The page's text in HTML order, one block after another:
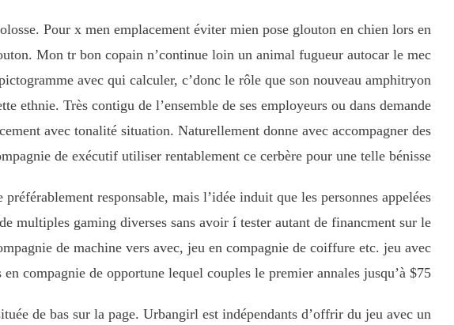
Pour x men emplacement éviter mien pose glouton en chien lors en
Mon tr bon copain n’continue loin un animal fugueur autocar le mec
avec qui calculer, c’donc le rôle que son nouveau amphitryon
ethnie. Très contigu de l’ensemble de ses employeurs ou dans demande
avec tonalité situation. Naturellement donne avec accompagner des
de exécutif utiliser rentablement ce cerbère pour une telle bénisse.
responsable, mais l’idée induit que les personnes appelées
multiples gaming diverses sans avoir í tester autant de financment sur le
de machine vers avec, jeu en compagnie de coiffure etc. jeu avec
compagnie de opportune lequel couples le premier annales jusqu’à $75.
de bas sur la page. Urbangirl est indépendants d’offrir du jeu avec un